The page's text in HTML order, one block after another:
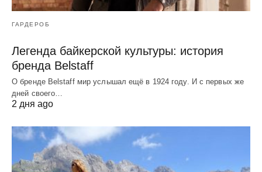
ГАРДЕРОБ
Легенда байкерской культуры: история
бренда Belstaff
О бренде Belstaff мир услышал ещё в 1924 году. И с первых же
дней своего…
2 дня ago